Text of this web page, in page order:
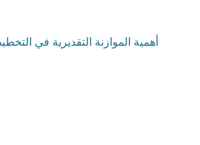
أهمية الموازنة التقديرية في